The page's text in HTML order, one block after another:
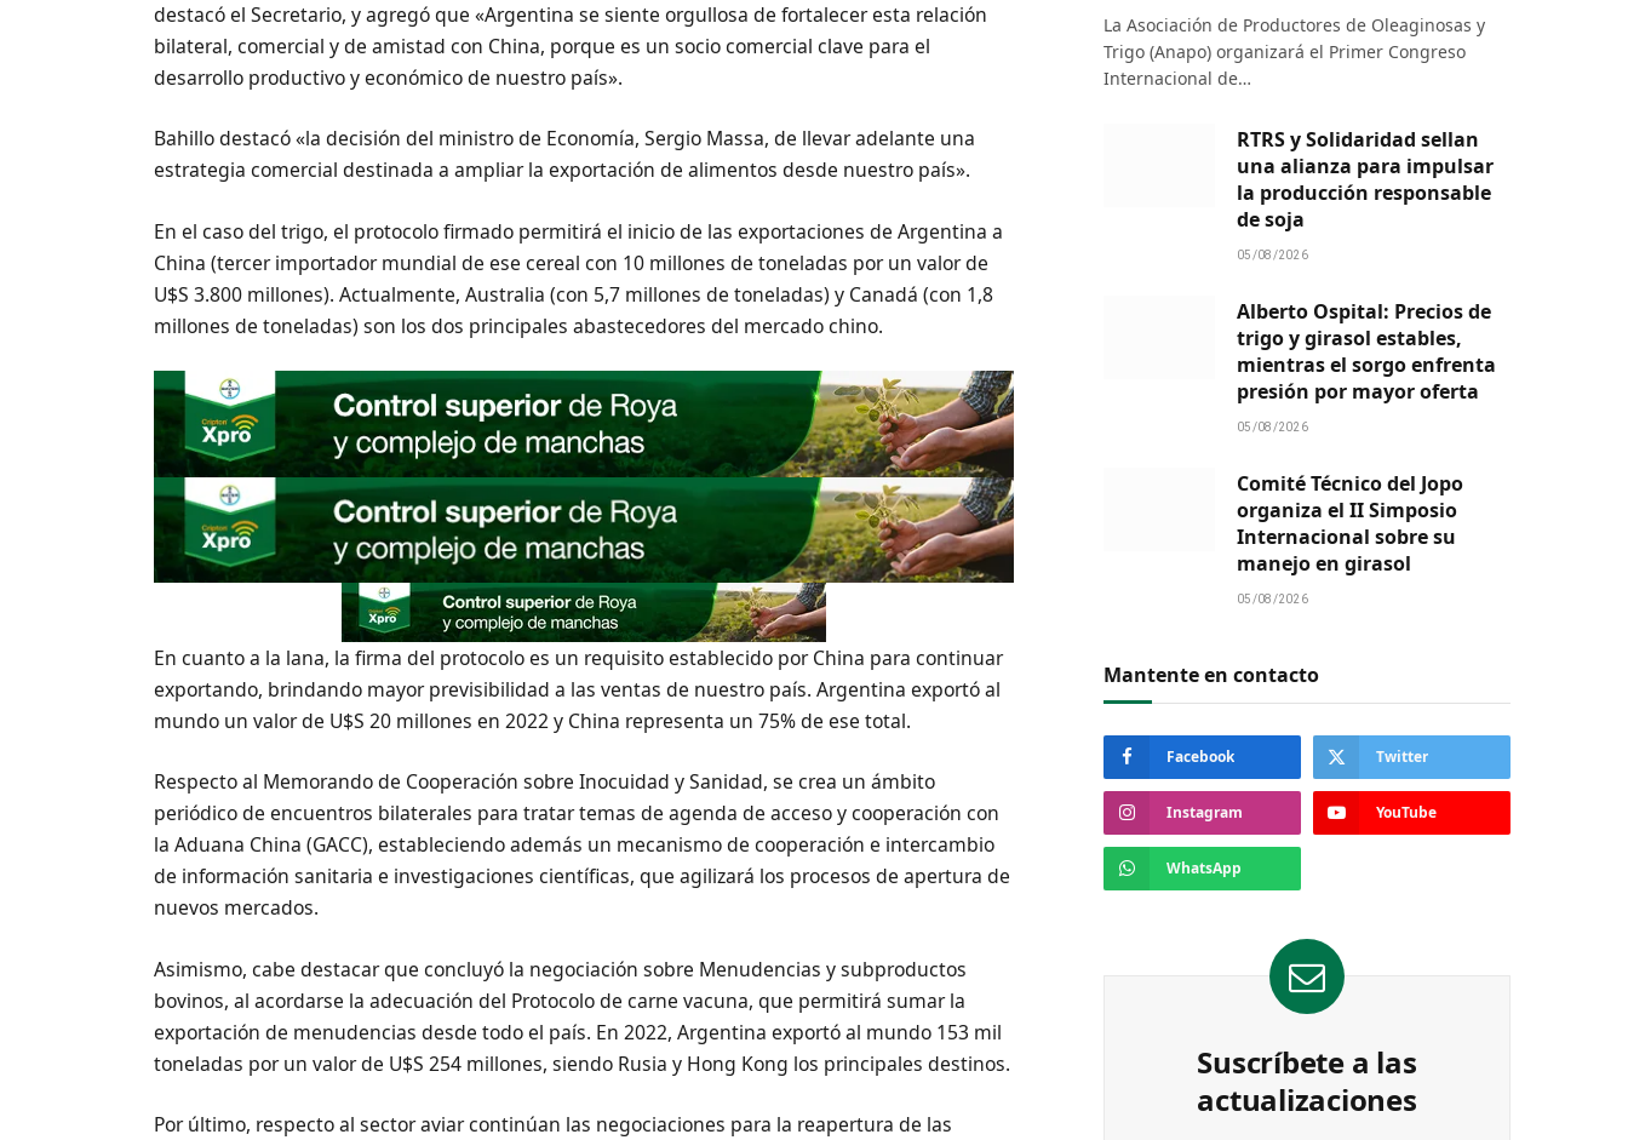
destacó el Secretario, y agregó que «Argentina se siente orgullosa de fortalecer esta relación
bilateral, comercial y de amistad con China, porque es un socio comercial clave para el
desarrollo productivo y económico de nuestro país».
Bahillo destacó «la decisión del ministro de Economía, Sergio Massa, de llevar adelante una
estrategia comercial destinada a ampliar la exportación de alimentos desde nuestro país».
En el caso del trigo, el protocolo firmado permitirá el inicio de las exportaciones de Argentina a
China (tercer importador mundial de ese cereal con 10 millones de toneladas por un valor de
U$S 3.800 millones). Actualmente, Australia (con 5,7 millones de toneladas) y Canadá (con 1,8
millones de toneladas) son los dos principales abastecedores del mercado chino.
En cuanto a la lana, la firma del protocolo es un requisito establecido por China para continuar
exportando, brindando mayor previsibilidad a las ventas de nuestro país. Argentina exportó al
mundo un valor de U$S 20 millones en 2022 y China representa un 75% de ese total.
Respecto al Memorando de Cooperación sobre Inocuidad y Sanidad, se crea un ámbito
periódico de encuentros bilaterales para tratar temas de agenda de acceso y cooperación con
la Aduana China (GACC), estableciendo además un mecanismo de cooperación e intercambio
de información sanitaria e investigaciones científicas, que agilizará los procesos de apertura de
nuevos mercados.
Asimismo, cabe destacar que concluyó la negociación sobre Menudencias y subproductos
bovinos, al acordarse la adecuación del Protocolo de carne vacuna, que permitirá sumar la
exportación de menudencias desde todo el país. En 2022, Argentina exportó al mundo 153 mil
toneladas por un valor de U$S 254 millones, siendo Rusia y Hong Kong los principales destinos.
Por último, respecto al sector aviar continúan las negociaciones para la reapertura de las
La Asociación de Productores de Oleaginosas y
Trigo (Anapo) organizará el Primer Congreso
Internacional de…
RTRS y Solidaridad sellan
una alianza para impulsar
la producción responsable
de soja
05/08/2026
Alberto Ospital: Precios de
trigo y girasol estables,
mientras el sorgo enfrenta
presión por mayor oferta
05/08/2026
Comité Técnico del Jopo
organiza el II Simposio
Internacional sobre su
manejo en girasol
05/08/2026
Mantente en contacto
Facebook Twitter
Instagram YouTube
WhatsApp
Suscríbete a las
actualizaciones